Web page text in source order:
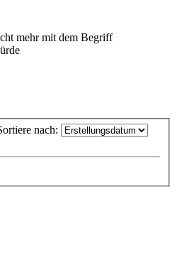
mehr mit dem Begriff
nach: